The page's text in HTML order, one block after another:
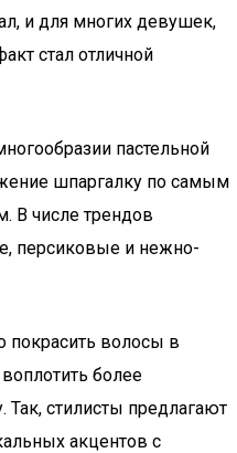
и для многих девушек,
стал отличной
пастельной
шпаргалку по самым
В числе трендов
персиковые и нежно-
покрасить волосы в
более
стилисты предлагают
акцентов с